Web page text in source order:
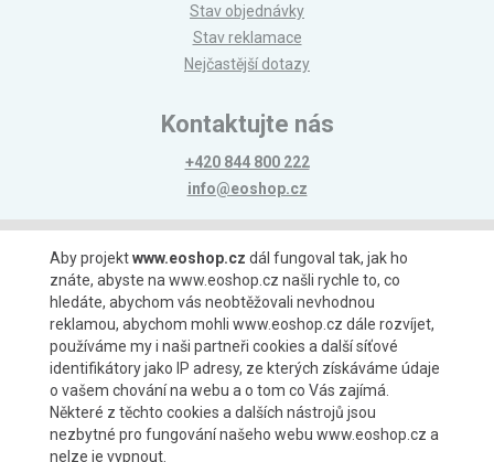
Stav objednávky
Stav reklamace
Nejčastější dotazy
Kontaktujte nás
+420 844 800 222
info@eoshop.cz
Možnosti platby
Možnosti dopravy
Aby projektwww.eoshop.cz dál fungoval tak, jak ho
znáte, abyste na www.eoshop.cz našli rychle to, co
hledáte, abychom vás neobtěžovali nevhodnou
reklamou, abychom mohli www.eoshop.cz dále rozvíjet,
používáme my i naši partneři cookies a další síťové
identifikátory jako IP adresy, ze kterých získáváme údaje
o vašem chování na webu a o tom co Vás zajímá.
Některé z těchto cookies a dalších nástrojů jsou
nezbytné pro fungování našeho webu www.eoshop.cz a
nelze je vypnout.